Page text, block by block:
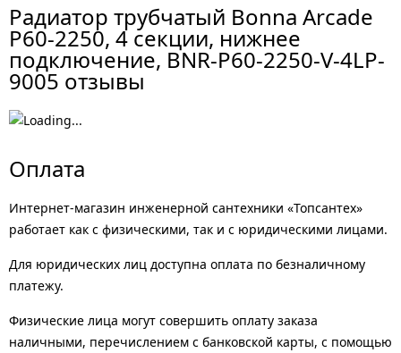
Радиатор трубчатый Bonna Arcade
P60-2250, 4 секции, нижнее
подключение, BNR-P60-2250-V-4LP-
9005 отзывы
Оплата
Интернет-магазин инженерной сантехники «Топсантех»
работает как с физическими, так и с юридическими лицами.
Для юридических лиц доступна оплата по безналичному
платежу.
Физические лица могут совершить оплату заказа
наличными, перечислением с банковской карты, с помощью